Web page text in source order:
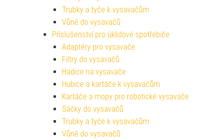
Trubky a tyče k vysavačům
Vůně do vysavačů
Příslušenství pro úklidové spotřebiče
Adaptéry pro vysavače
Filtry do vysavačů
Hadice na vysavače
Hubice a kartáče k vysavačům
Kartáče a mopy pro robotické vysavače
Sáčky do vysavačů
Trubky a tyče k vysavačům
Vůně do vysavačů